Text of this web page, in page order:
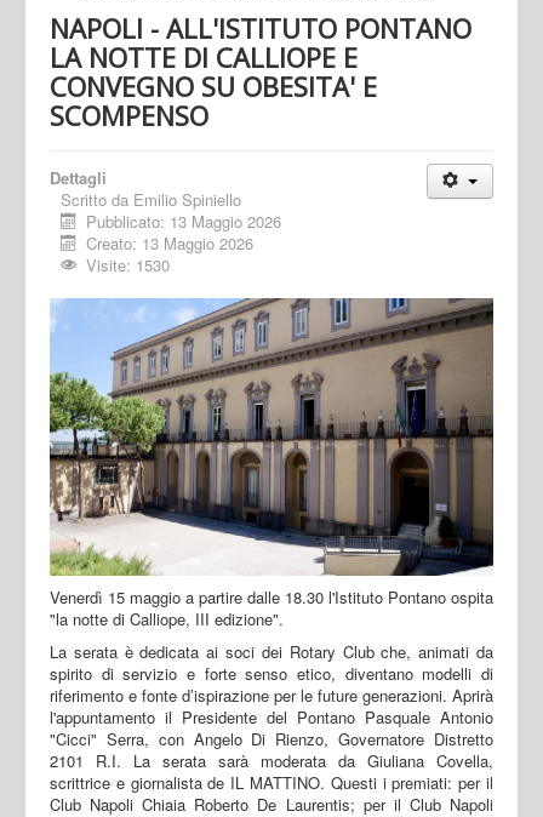
NAPOLI - ALL'ISTITUTO PONTANO
LA NOTTE DI CALLIOPE E
CONVEGNO SU OBESITA' E
SCOMPENSO
Dettagli
Scritto da Emilio Spiniello
Pubblicato: 13 Maggio 2026
Creato: 13 Maggio 2026
Visite: 1530
Venerdì 15 maggio a partire dalle 18.30 l'Istituto Pontano ospita
"la notte di Calliope, III edizione".
La serata è dedicata ai soci dei Rotary Club che, animati da
spirito di servizio e forte senso etico, diventano modelli di
riferimento e fonte d’ispirazione per le future generazioni. Aprirà
l'appuntamento il Presidente del Pontano Pasquale Antonio
"Cicci" Serra, con Angelo Di Rienzo, Governatore Distretto
2101 R.I. La serata sarà moderata da Giuliana Covella,
scrittrice e giornalista de IL MATTINO. Questi i premiati: per il
Club Napoli Chiaia Roberto De Laurentis; per il Club Napoli